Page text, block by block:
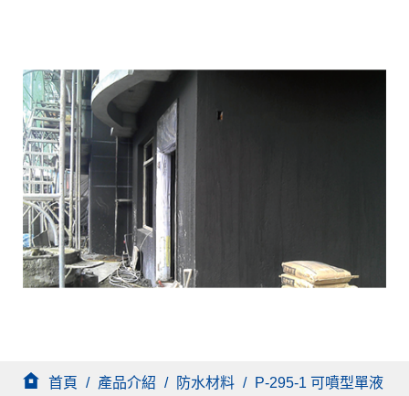
首頁 / 產品介紹 / 防水材料 /
P-295-1 可噴型單液